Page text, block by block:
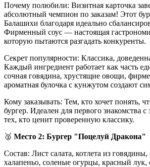
Почему полюбили: Визитная карточка
абсолютный чемпион по заказам! Этот
Балашихи благодаря идеально
Фирменный соус — настоящая
которую пытаются разгадать конкуренты.
Секрет популярности: Классика,
Каждый ингредиент работает как часть
сочная говядина, хрустящие овощи,
ароматная булочка с кунжутом создают
Кому заказывать: Тем, кто хочет понять,
бургер. Идеален для первого знакомства с
тех, кто ценит проверенную классику.
🥈 Место 2: Бургер "Поцелуй Дракона"
Состав: Лист салата, котлета из
халапеньо, соленые огурцы, красный лук,